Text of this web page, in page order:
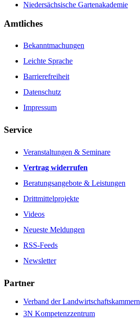
Niedersächsische Gartenakademie
Amtliches
Bekanntmachungen
Leichte Sprache
Barrierefreiheit
Datenschutz
Impressum
Service
Veranstaltungen & Seminare
Vertrag widerrufen
Beratungsangebote & Leistungen
Drittmittelprojekte
Videos
Neueste Meldungen
RSS-Feeds
Newsletter
Partner
Verband der Landwirtschaftskammern
3N Kompetenzzentrum